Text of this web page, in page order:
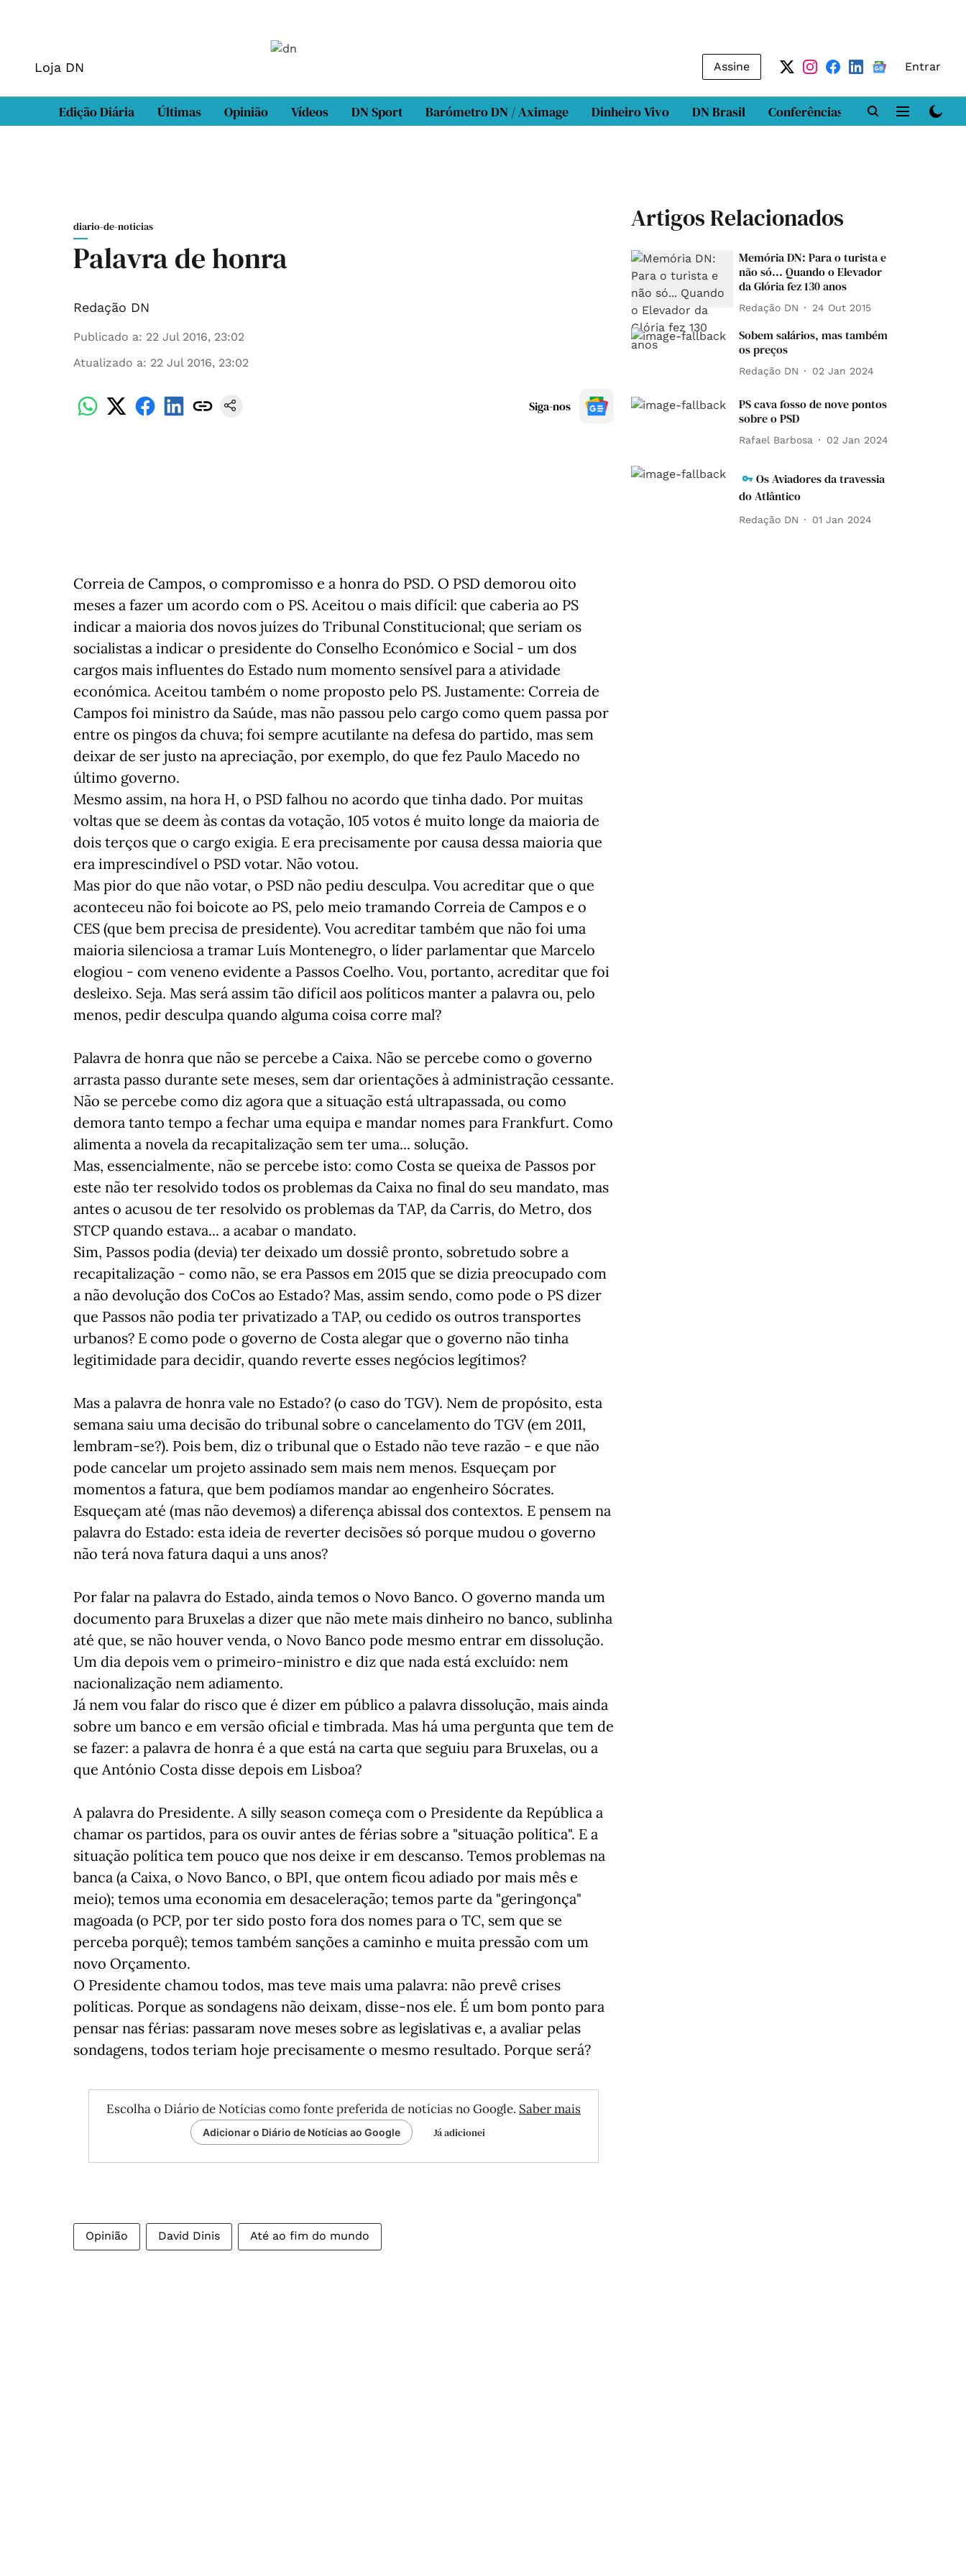
Loja DN Assine Entrar
Edição Diária Últimas Opinião Vídeos DN Sport Barómetro DN / Aximage Dinheiro Vivo DN Brasil Conferências DN LAB
diario-de-noticias
Palavra de honra
Redação DN
Publicado a: 22 Jul 2016, 23:02
Atualizado a: 22 Jul 2016, 23:02
Siga-nos
Correia de Campos, o compromisso e a honra do PSD. O PSD demorou oito
meses a fazer um acordo com o PS. Aceitou o mais difícil: que caberia ao PS
indicar a maioria dos novos juízes do Tribunal Constitucional; que seriam os
socialistas a indicar o presidente do Conselho Económico e Social - um dos
cargos mais influentes do Estado num momento sensível para a atividade
económica. Aceitou também o nome proposto pelo PS. Justamente: Correia de
Campos foi ministro da Saúde, mas não passou pelo cargo como quem passa por
entre os pingos da chuva; foi sempre acutilante na defesa do partido, mas sem
deixar de ser justo na apreciação, por exemplo, do que fez Paulo Macedo no
último governo.
Mesmo assim, na hora H, o PSD falhou no acordo que tinha dado. Por muitas
voltas que se deem às contas da votação, 105 votos é muito longe da maioria de
dois terços que o cargo exigia. E era precisamente por causa dessa maioria que
era imprescindível o PSD votar. Não votou.
Mas pior do que não votar, o PSD não pediu desculpa. Vou acreditar que o que
aconteceu não foi boicote ao PS, pelo meio tramando Correia de Campos e o
CES (que bem precisa de presidente). Vou acreditar também que não foi uma
maioria silenciosa a tramar Luís Montenegro, o líder parlamentar que Marcelo
elogiou - com veneno evidente a Passos Coelho. Vou, portanto, acreditar que foi
desleixo. Seja. Mas será assim tão difícil aos políticos manter a palavra ou, pelo
menos, pedir desculpa quando alguma coisa corre mal?
Palavra de honra que não se percebe a Caixa. Não se percebe como o governo
arrasta passo durante sete meses, sem dar orientações à administração cessante.
Não se percebe como diz agora que a situação está ultrapassada, ou como
demora tanto tempo a fechar uma equipa e mandar nomes para Frankfurt. Como
alimenta a novela da recapitalização sem ter uma... solução.
Mas, essencialmente, não se percebe isto: como Costa se queixa de Passos por
este não ter resolvido todos os problemas da Caixa no final do seu mandato, mas
antes o acusou de ter resolvido os problemas da TAP, da Carris, do Metro, dos
STCP quando estava... a acabar o mandato.
Sim, Passos podia (devia) ter deixado um dossiê pronto, sobretudo sobre a
recapitalização - como não, se era Passos em 2015 que se dizia preocupado com
a não devolução dos CoCos ao Estado? Mas, assim sendo, como pode o PS dizer
que Passos não podia ter privatizado a TAP, ou cedido os outros transportes
urbanos? E como pode o governo de Costa alegar que o governo não tinha
legitimidade para decidir, quando reverte esses negócios legítimos?
Mas a palavra de honra vale no Estado? (o caso do TGV). Nem de propósito, esta
semana saiu uma decisão do tribunal sobre o cancelamento do TGV (em 2011,
lembram-se?). Pois bem, diz o tribunal que o Estado não teve razão - e que não
pode cancelar um projeto assinado sem mais nem menos. Esqueçam por
momentos a fatura, que bem podíamos mandar ao engenheiro Sócrates.
Esqueçam até (mas não devemos) a diferença abissal dos contextos. E pensem na
palavra do Estado: esta ideia de reverter decisões só porque mudou o governo
não terá nova fatura daqui a uns anos?
Por falar na palavra do Estado, ainda temos o Novo Banco. O governo manda um
documento para Bruxelas a dizer que não mete mais dinheiro no banco, sublinha
até que, se não houver venda, o Novo Banco pode mesmo entrar em dissolução.
Um dia depois vem o primeiro-ministro e diz que nada está excluído: nem
nacionalização nem adiamento.
Já nem vou falar do risco que é dizer em público a palavra dissolução, mais ainda
sobre um banco e em versão oficial e timbrada. Mas há uma pergunta que tem de
se fazer: a palavra de honra é a que está na carta que seguiu para Bruxelas, ou a
que António Costa disse depois em Lisboa?
A palavra do Presidente. A silly season começa com o Presidente da República a
chamar os partidos, para os ouvir antes de férias sobre a "situação política". E a
situação política tem pouco que nos deixe ir em descanso. Temos problemas na
banca (a Caixa, o Novo Banco, o BPI, que ontem ficou adiado por mais mês e
meio); temos uma economia em desaceleração; temos parte da "geringonça"
magoada (o PCP, por ter sido posto fora dos nomes para o TC, sem que se
perceba porquê); temos também sanções a caminho e muita pressão com um
novo Orçamento.
O Presidente chamou todos, mas teve mais uma palavra: não prevê crises
políticas. Porque as sondagens não deixam, disse-nos ele. É um bom ponto para
pensar nas férias: passaram nove meses sobre as legislativas e, a avaliar pelas
sondagens, todos teriam hoje precisamente o mesmo resultado. Porque será?
Escolha o Diário de Notícias como fonte preferida de notícias no Google. Saber mais
Adicionar o Diário de Notícias ao Google Já adicionei
Opinião David Dinis Até ao fim do mundo
Artigos Relacionados
Memória DN: Para o turista e
não só... Quando o Elevador
da Glória fez 130 anos
Redação DN 24 Out 2015
Sobem salários, mas também
os preços
Redação DN 02 Jan 2024
PS cava fosso de nove pontos
sobre o PSD
Rafael Barbosa 02 Jan 2024
Os Aviadores da travessia
do Atlântico
Redação DN 01 Jan 2024